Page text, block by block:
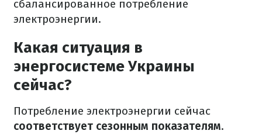
сбалансированное потребление
электроэнергии.
Какая ситуация в
энергосистеме Украины
сейчас?
Потребление электроэнергии сейчас
соответствует сезонным показателям.